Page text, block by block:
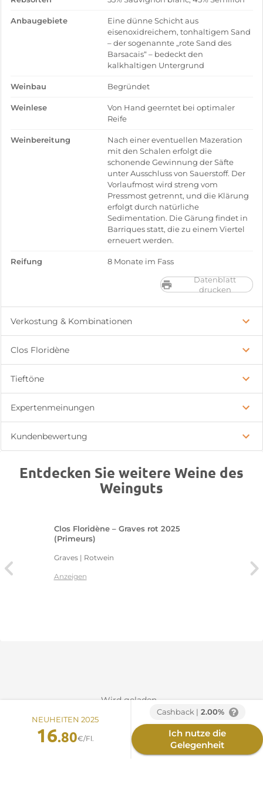
Anbaugebiete
Eine dünne Schicht aus
eisenoxidreichem, tonhaltigem Sand
– der sogenannte „rote Sand des
Barsacais“ – bedeckt den
kalkhaltigen Untergrund
Weinbau Begründet
Weinlese
Von Hand geerntet bei optimaler
Reife
Weinbereitung
Nach einer eventuellen Mazeration
mit den Schalen erfolgt die
schonende Gewinnung der Säfte
unter Ausschluss von Sauerstoff. Der
Vorlaufmost wird streng vom
Pressmost getrennt, und die Klärung
erfolgt durch natürliche
Sedimentation. Die Gärung findet in
Barriques statt, die zu einem Viertel
erneuert werden.
Reifung 8 Monate im Fass
Datenblatt
drucken
Verkostung & Kombinationen
Clos Floridène
Tieftöne
Expertenmeinungen
Kundenbewertung
NEUHEITEN 2025
16.80€/Fl.
Cashback | 2.00%
Ich nutze die
Gelegenheit
Entdecken Sie weitere Weine des
Weinguts
Clos Floridène – Graves rot 2025
(Primeurs)
Graves | Rotwein
Anzeigen
Wird geladen...